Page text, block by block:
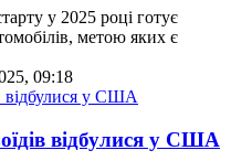
у 2025 році готує
метою яких є
09:18
відбулися у США